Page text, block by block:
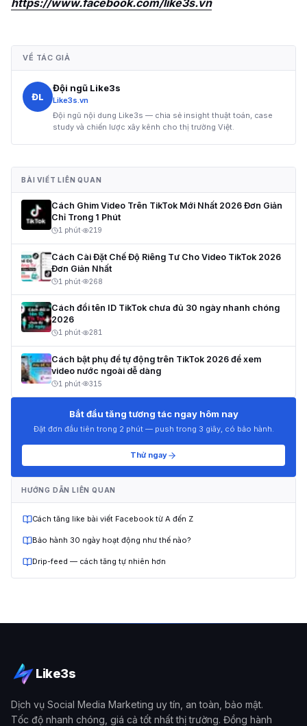
https://www.facebook.com/like3s.vn
VỀ TÁC GIẢ
ĐL
Đội ngũ Like3s
Like3s.vn
Đội ngũ nội dung Like3s — chia sẻ insight thuật toán, case
study và chiến lược xây kênh cho thị trường Việt.
BÀI VIẾT LIÊN QUAN
Cách Ghim Video Trên TikTok Mới Nhất 2026 Đơn Giản
Chỉ Trong 1 Phút
1 phút· 219
Cách Cài Đặt Chế Độ Riêng Tư Cho Video TikTok 2026
Đơn Giản Nhất
1 phút· 268
Cách đổi tên ID TikTok chưa đủ 30 ngày nhanh chóng
2026
1 phút· 281
Cách bật phụ đề tự động trên TikTok 2026 để xem
video nước ngoài dễ dàng
1 phút· 315
Bắt đầu tăng tương tác ngay hôm nay
Đặt đơn đầu tiên trong 2 phút — push trong 3 giây, có bảo hành.
Thử ngay
HƯỚNG DẪN LIÊN QUAN
Cách tăng like bài viết Facebook từ A đến Z
Bảo hành 30 ngày hoạt động như thế nào?
Drip-feed — cách tăng tự nhiên hơn
Like3s
Dịch vụ Social Media Marketing uy tín, an toàn, bảo mật.
Tốc độ nhanh chóng, giá cả tốt nhất thị trường. Đồng hành